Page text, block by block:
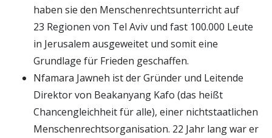
haben sie den Menschenrechtsunterricht auf
23 Regionen von Tel Aviv und fast 100.000 Leute
in Jerusalem ausgeweitet und somit eine
Grundlage für Frieden geschaffen.
Nfamara Jawneh ist der Gründer und Leitende
Direktor von Beakanyang Kafo (das heißt
Chancengleichheit für alle), einer nichtstaatlichen
Menschenrechtsorganisation. 22 Jahr lang war er